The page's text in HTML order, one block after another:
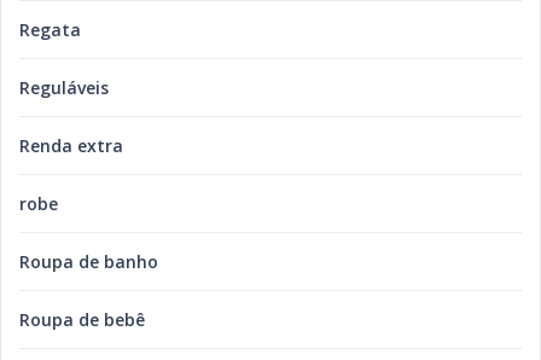
Regata
Reguláveis
Renda extra
robe
Roupa de banho
Roupa de bebê